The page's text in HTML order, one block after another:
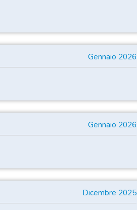
Gennaio 2026
Gennaio 2026
Dicembre 2025